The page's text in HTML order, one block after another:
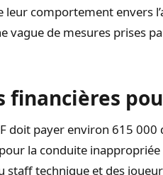
leur comportement envers
vague de mesures prises
financières
doit payer environ 615
la conduite
technique et des